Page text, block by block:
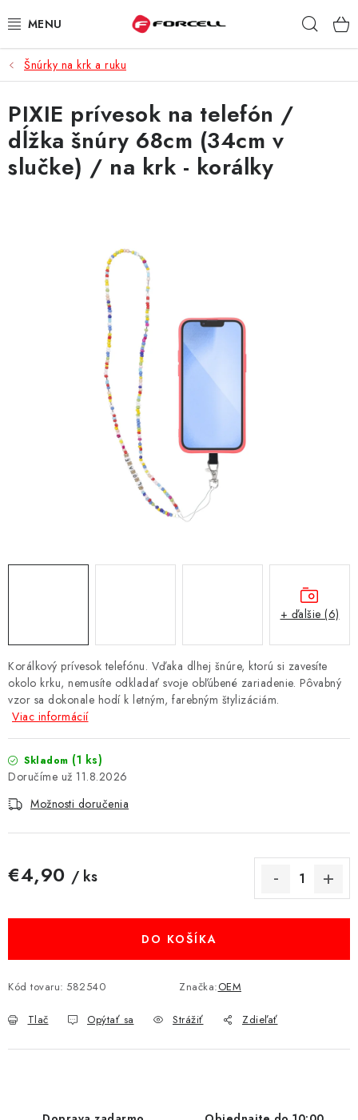
na
PUZDRÁ A OBALY
TVRDENÉ SKLÁ
DÁTOVÉ KÁBLE
BATÉRIE DO MOBILOV
ŠPORT A HOBBY
NÁRAMKY NA HODINKY
SLÚCHADLÁ, REPRODUKTORY A MIKROFÓNY
EXKLUZÍVNE ZNAČKY
PAMÄŤOVÉ KARTY A DISKY
BATÉRIE VARTA
MULTIMÉDIÁ
KAMERY
Podmienky ochrany osobných údajov
Šnúrky na krk a ruku
Korálkový prívesok telefónu. Vďaka dlhej šnúre, ktorú si zavesíte
okolo krku, nemusíte odkladať svoje obľúbené zariadenie. Pôvabný
vzor sa dokonale hodí k letným, farebným štylizáciám.
Viac informácií
Skladom (1 ks)
11.8.2026
Možnosti doručenia
€4,90 / ks
DO KOŠÍKA
Kód tovaru: 582540 Značka:OEM
Tlač Opýtať sa Strážiť Zdieľať
PIXIE prívesok na telefón /
dĺžka šnúry 68cm (34cm v
slučke) / na krk - korálky
+ ďalšie (6)